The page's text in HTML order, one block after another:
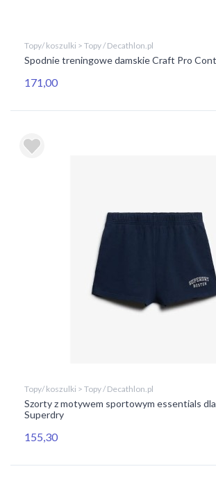
Topy/ koszulki > Topy / Decathlon.pl
Spodnie treningowe damskie Craft Pro
171,00
Topy/ koszulki > Topy / Decathlon.pl
Szorty z motywem sportowym essentials
Superdry
155,30